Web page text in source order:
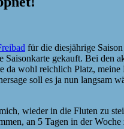
für die diesjährige
Saisonkarte gekauft. Bei den
da wohl reichlich Platz, meine
soll es ja nun langsam
wieder in die Fluten zu
an 5 Tagen in der Woche